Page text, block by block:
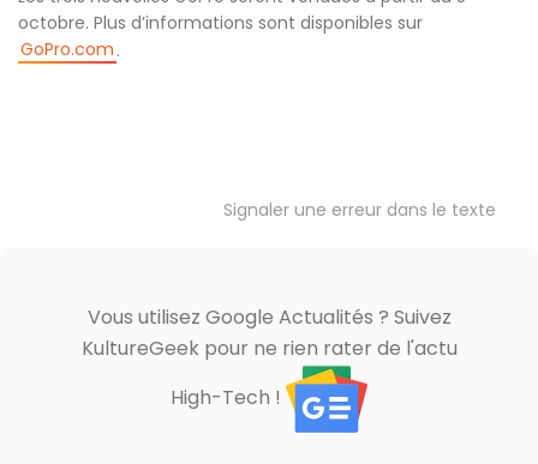
octobre. Plus d’informations sont disponibles sur
GoPro.com .
Signaler une erreur dans le texte
Vous utilisez Google Actualités ? Suivez
KultureGeek pour ne rien rater de l'actu
High-Tech !